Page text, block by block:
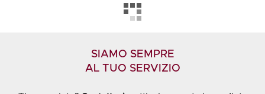
SIAMO SEMPRE
AL TUO SERVIZIO